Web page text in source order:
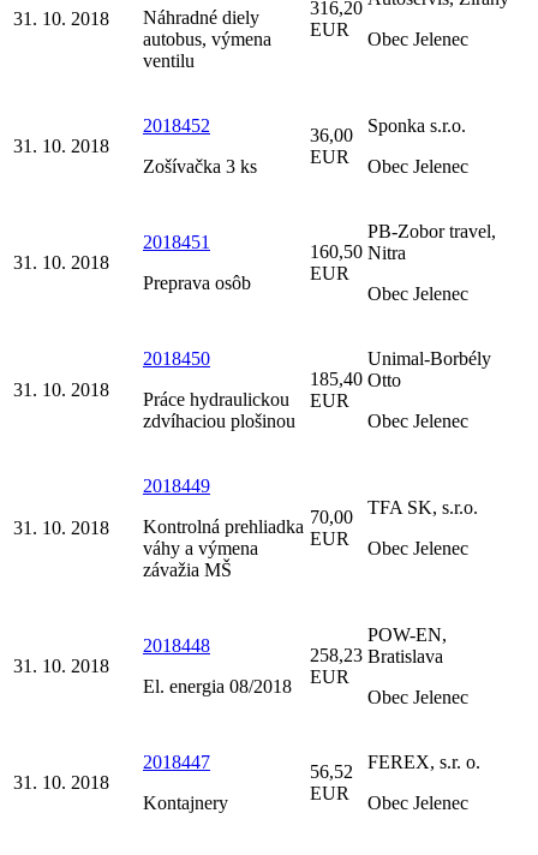
31. 10. 2018
Náhradné diely
autobus, výmena
ventilu
316,20
EUR
Obec Jelenec
31. 10. 2018
2018452
Zošívačka 3 ks
36,00
EUR
Sponka s.r.o.
Obec Jelenec
31. 10. 2018
2018451
Preprava osôb
160,50
EUR
PB-Zobor travel,
Nitra
Obec Jelenec
31. 10. 2018
2018450
Práce hydraulickou
zdvíhaciou plošinou
185,40
EUR
Unimal-Borbély
Otto
Obec Jelenec
31. 10. 2018
2018449
Kontrolná prehliadka
váhy a výmena
závažia MŠ
70,00
EUR
TFA SK, s.r.o.
Obec Jelenec
31. 10. 2018
2018448
El. energia 08/2018
258,23
EUR
POW-EN,
Bratislava
Obec Jelenec
31. 10. 2018
2018447
Kontajnery
56,52
EUR
FEREX, s.r. o.
Obec Jelenec